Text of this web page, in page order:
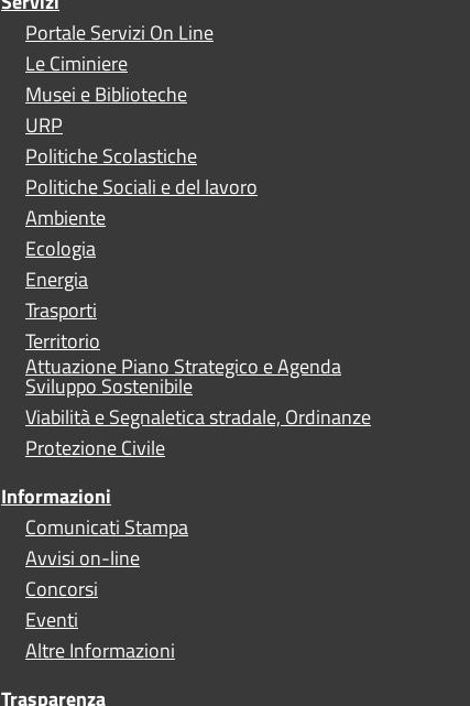
Portale Servizi On Line
Le Ciminiere
Musei e Biblioteche
URP
Politiche Scolastiche
Politiche Sociali e del lavoro
Ambiente
Ecologia
Energia
Trasporti
Territorio
Attuazione Piano Strategico e Agenda
Sviluppo Sostenibile
Viabilità e Segnaletica stradale, Ordinanze
Protezione Civile
Informazioni
Comunicati Stampa
Avvisi on-line
Concorsi
Eventi
Altre Informazioni
Trasparenza